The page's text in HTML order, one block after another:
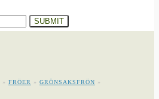
SUBMIT
» FRÖER » GRÖNSAKSFRÖN »